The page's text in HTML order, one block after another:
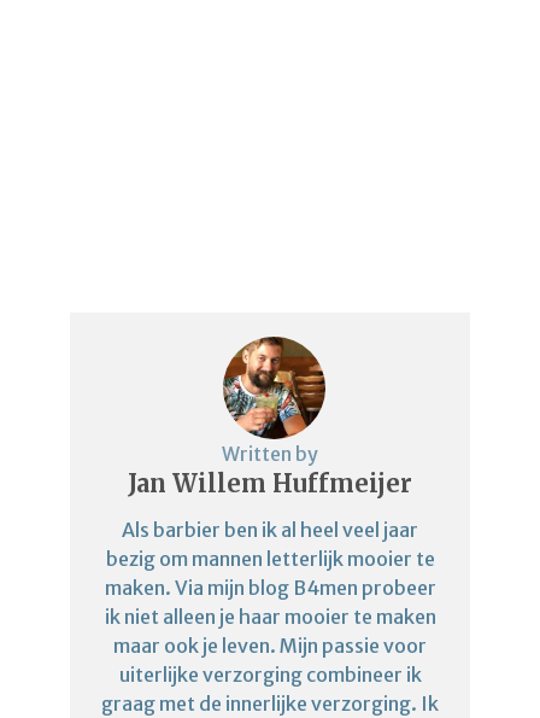
Written by
Jan Willem Huffmeijer
Als barbier ben ik al heel veel jaar
bezig om mannen letterlijk mooier te
maken. Via mijn blog B4men probeer
ik niet alleen je haar mooier te maken
maar ook je leven. Mijn passie voor
uiterlijke verzorging combineer ik
graag met de innerlijke verzorging. Ik